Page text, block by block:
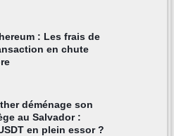
: Les frais de
en chute
déménage son
au Salvador :
en plein essor ?